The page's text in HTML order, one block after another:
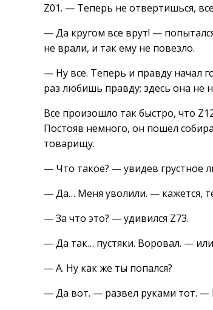
Z01. — Теперь не отвертишься,
— Да кругом все врут! —
не врали, и так ему не повезло.
— Ну все. Теперь и правду начал
раз любишь правду; здесь она не
Все произошло так быстро, что
Постояв немного, он пошел
товарищу.
— Что такое? — увидев грустное
— Да… Меня уволили. — кажется,
— За что это? — удивился Z73.
— Да так… пустяки. Воровал. —
— А. Ну как же ты попался?
— Да вот. — развел руками тот. —